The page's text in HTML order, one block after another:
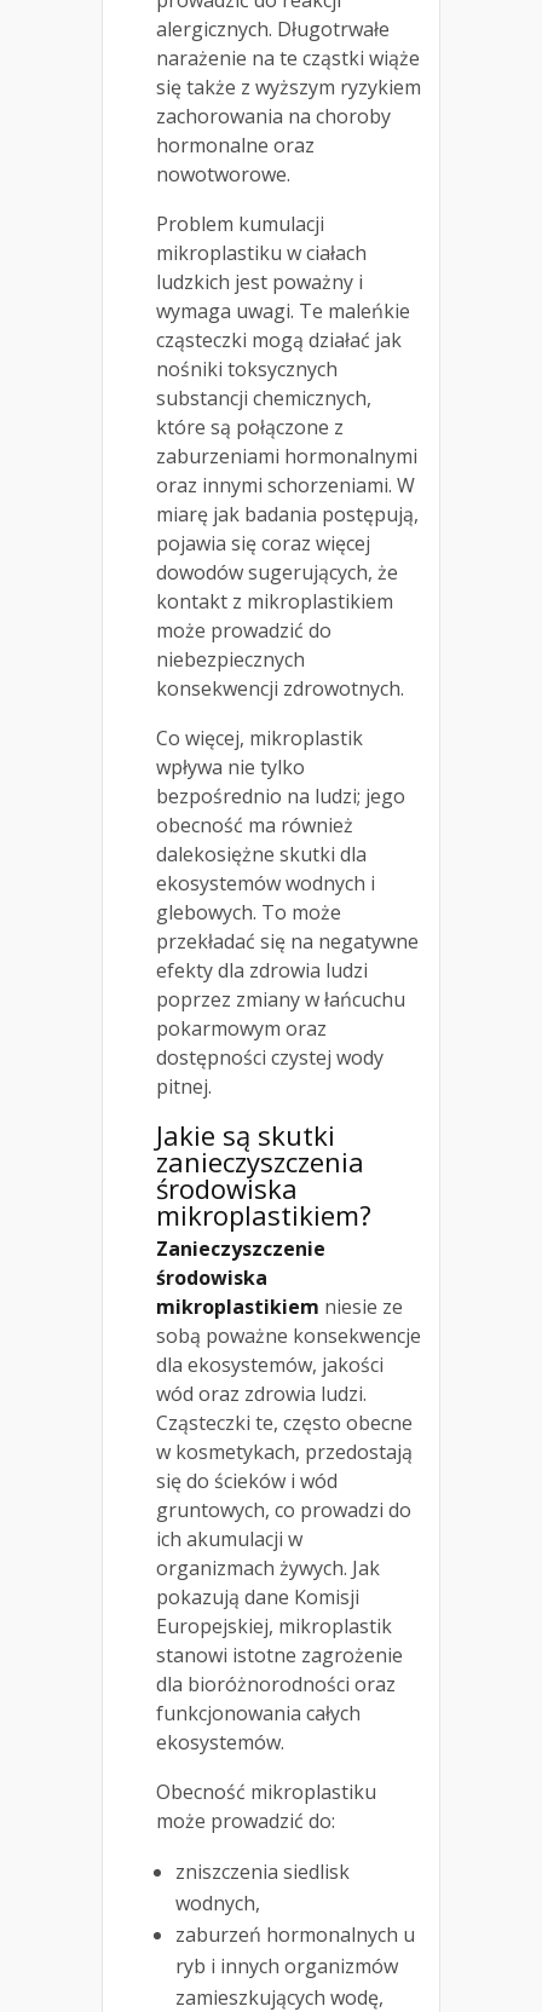
alergicznych. Długotrwałe
narażenie na te cząstki wiąże
się także z wyższym ryzykiem
zachorowania na choroby
hormonalne oraz
nowotworowe.
Problem kumulacji
mikroplastiku w ciałach
ludzkich jest poważny i
wymaga uwagi. Te maleńkie
cząsteczki mogą działać jak
nośniki toksycznych
substancji chemicznych,
które są połączone z
zaburzeniami hormonalnymi
oraz innymi schorzeniami. W
miarę jak badania postępują,
pojawia się coraz więcej
dowodów sugerujących, że
kontakt z mikroplastikiem
może prowadzić do
niebezpiecznych
konsekwencji zdrowotnych.
Co więcej, mikroplastik
wpływa nie tylko
bezpośrednio na ludzi; jego
obecność ma również
dalekosiężne skutki dla
ekosystemów wodnych i
glebowych. To może
przekładać się na negatywne
efekty dla zdrowia ludzi
poprzez zmiany w łańcuchu
pokarmowym oraz
dostępności czystej wody
pitnej.
Jakie są skutki
zanieczyszczenia
środowiska
mikroplastikiem?
Zanieczyszczenie
środowiska
mikroplastikiem niesie ze
sobą poważne konsekwencje
dla ekosystemów, jakości
wód oraz zdrowia ludzi.
Cząsteczki te, często obecne
w kosmetykach, przedostają
się do ścieków i wód
gruntowych, co prowadzi do
ich akumulacji w
organizmach żywych. Jak
pokazują dane Komisji
Europejskiej, mikroplastik
stanowi istotne zagrożenie
dla bioróżnorodności oraz
funkcjonowania całych
ekosystemów.
Obecność mikroplastiku
może prowadzić do:
zniszczenia siedlisk
wodnych,
zaburzeń hormonalnych u
ryb i innych organizmów
zamieszkujących wodę,